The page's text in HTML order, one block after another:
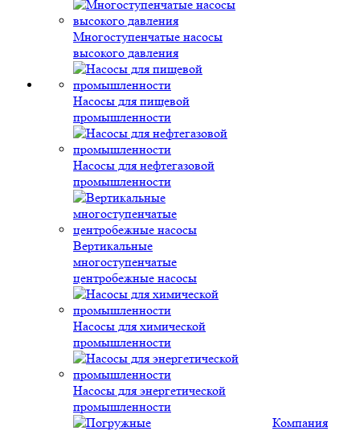
Многоступенчатые насосы
высокого давления
Насосы для пищевой
промышленности
Насосы для нефтегазовой
промышленности
Вертикальные
многоступенчатые
центробежные насосы
Насосы для химической
промышленности
Насосы для энергетической
промышленности
Компания